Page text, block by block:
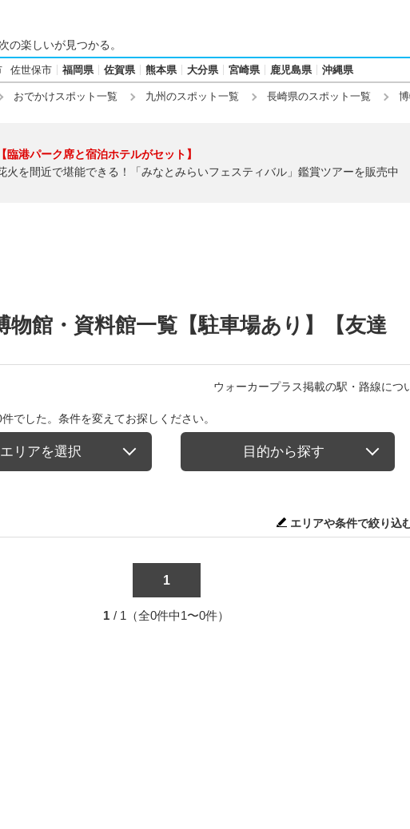
次の楽しいが見つかる。
佐世保市 福岡県 佐賀県 熊本県 大分県 宮崎県 鹿児島県 沖縄県
おでかけスポット一覧 九州のスポット一覧 長崎県のスポット一覧
【臨港パーク席と宿泊ホテルがセット】
火を間近で堪能できる！「みなとみらいフェスティバル」鑑賞ツアーを販売中
物館・資料館一覧【駐車場あり】【友達
ウォーカープラス掲載の駅・路線につ
でした。条件を変えてお探しください。
エリアを選択 目的から探す
エリアや条件で絞り込
1
1 / 1（全0件中1〜0件）